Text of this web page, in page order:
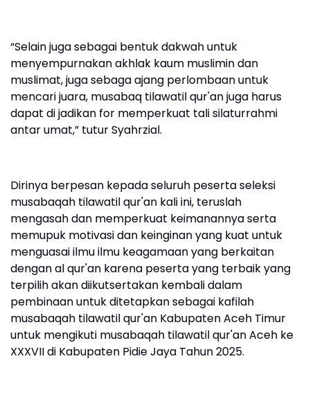
“Selain juga sebagai bentuk dakwah untuk
menyempurnakan akhlak kaum muslimin dan
muslimat, juga sebaga ajang perlombaan untuk
mencari juara, musabaq tilawatil qur'an juga harus
dapat di jadikan for memperkuat tali silaturrahmi
antar umat,” tutur Syahrzial.
Dirinya berpesan kepada seluruh peserta seleksi
musabaqah tilawatil qur'an kali ini, teruslah
mengasah dan memperkuat keimanannya serta
memupuk motivasi dan keinginan yang kuat untuk
menguasai ilmu ilmu keagamaan yang berkaitan
dengan al qur'an karena peserta yang terbaik yang
terpilih akan diikutsertakan kembali dalam
pembinaan untuk ditetapkan sebagai kafilah
musabaqah tilawatil qur'an Kabupaten Aceh Timur
untuk mengikuti musabaqah tilawatil qur'an Aceh ke
XXXVII di Kabupaten Pidie Jaya Tahun 2025.